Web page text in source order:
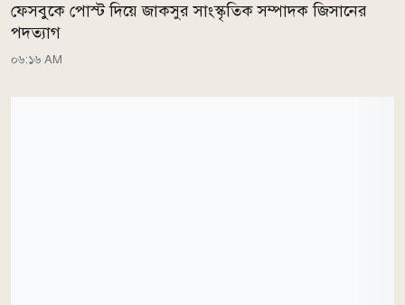
ফেসবুকে পোস্ট দিয়ে জাকসুর সাংস্কৃতিক সম্পাদক জিসানের
পদত্যাগ
০৬:১৬ AM